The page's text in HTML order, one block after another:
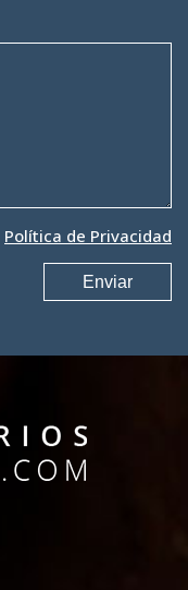
Política de Privacidad